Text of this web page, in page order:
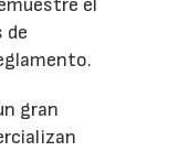
de
gran